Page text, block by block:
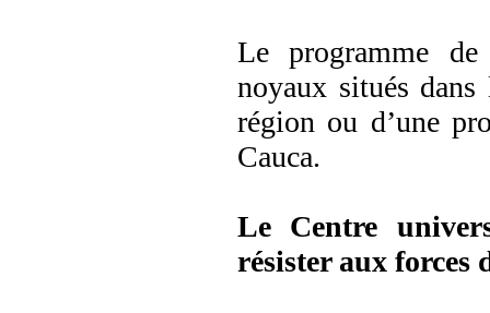
Le programme
noyaux situés dans
région ou d’une
Cauca.
Le Centre
résister aux forces